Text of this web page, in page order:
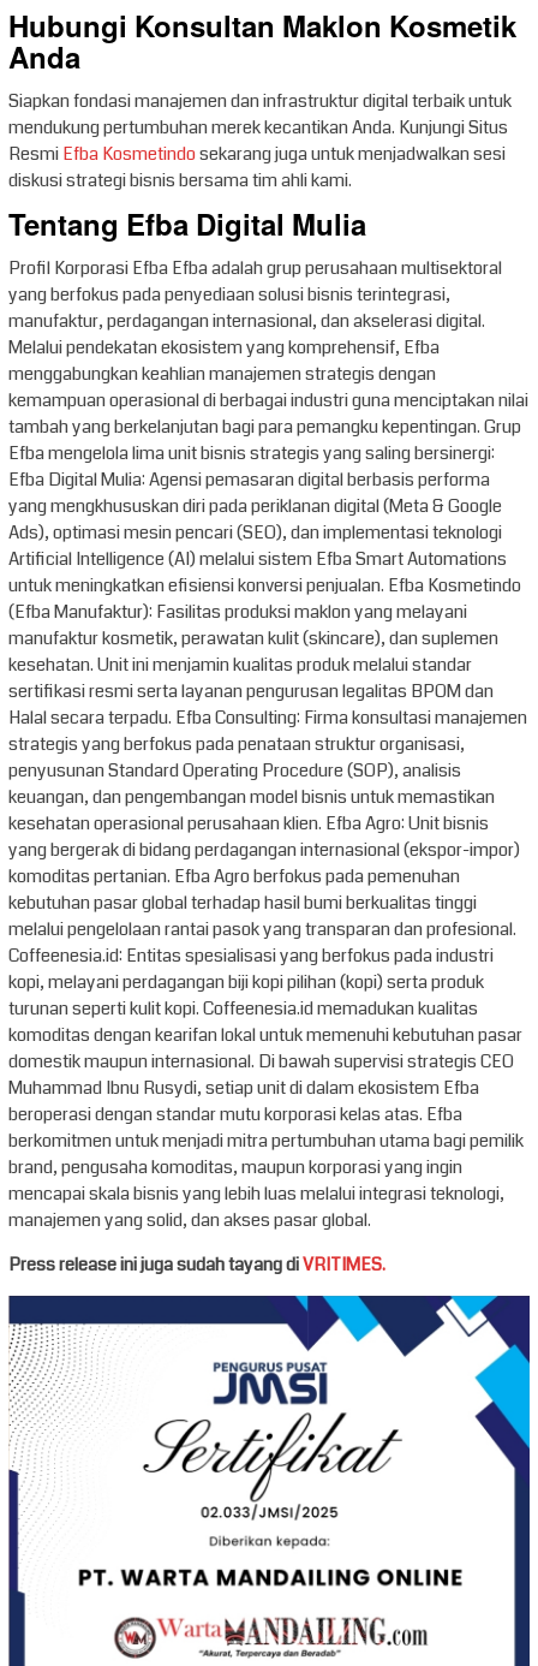
Hubungi Konsultan Maklon Kosmetik
Anda
Siapkan fondasi manajemen dan infrastruktur digital terbaik untuk
mendukung pertumbuhan merek kecantikan Anda. Kunjungi Situs
ResmiEfba Kosmetindosekarang juga untuk menjadwalkan sesi
diskusi strategi bisnis bersama tim ahli kami.
Tentang Efba Digital Mulia
Profil Korporasi Efba Efba adalah grup perusahaan multisektoral
yang berfokus pada penyediaan solusi bisnis terintegrasi,
manufaktur, perdagangan internasional, dan akselerasi digital.
Melalui pendekatan ekosistem yang komprehensif, Efba
menggabungkan keahlian manajemen strategis dengan
kemampuan operasional di berbagai industri guna menciptakan nilai
tambah yang berkelanjutan bagi para pemangku kepentingan. Grup
Efba mengelola lima unit bisnis strategis yang saling bersinergi:
Efba Digital Mulia: Agensi pemasaran digital berbasis performa
yang mengkhususkan diri pada periklanan digital (Meta & Google
Ads), optimasi mesin pencari (SEO), dan implementasi teknologi
Artificial Intelligence (AI) melalui sistem Efba Smart Automations
untuk meningkatkan efisiensi konversi penjualan. Efba Kosmetindo
(Efba Manufaktur): Fasilitas produksi maklon yang melayani
manufaktur kosmetik, perawatan kulit (skincare), dan suplemen
kesehatan. Unit ini menjamin kualitas produk melalui standar
sertifikasi resmi serta layanan pengurusan legalitas BPOM dan
Halal secara terpadu. Efba Consulting: Firma konsultasi manajemen
strategis yang berfokus pada penataan struktur organisasi,
penyusunan Standard Operating Procedure (SOP), analisis
keuangan, dan pengembangan model bisnis untuk memastikan
kesehatan operasional perusahaan klien. Efba Agro: Unit bisnis
yang bergerak di bidang perdagangan internasional (ekspor-impor)
komoditas pertanian. Efba Agro berfokus pada pemenuhan
kebutuhan pasar global terhadap hasil bumi berkualitas tinggi
melalui pengelolaan rantai pasok yang transparan dan profesional.
Coffeenesia.id: Entitas spesialisasi yang berfokus pada industri
kopi, melayani perdagangan biji kopi pilihan (kopi) serta produk
turunan seperti kulit kopi. Coffeenesia.id memadukan kualitas
komoditas dengan kearifan lokal untuk memenuhi kebutuhan pasar
domestik maupun internasional. Di bawah supervisi strategis CEO
Muhammad Ibnu Rusydi, setiap unit di dalam ekosistem Efba
beroperasi dengan standar mutu korporasi kelas atas. Efba
berkomitmen untuk menjadi mitra pertumbuhan utama bagi pemilik
brand, pengusaha komoditas, maupun korporasi yang ingin
mencapai skala bisnis yang lebih luas melalui integrasi teknologi,
manajemen yang solid, dan akses pasar global.
Press release ini juga sudah tayang diVRITIMES.